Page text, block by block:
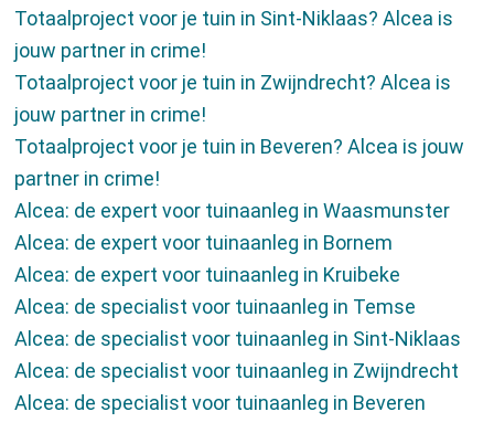
Totaalproject voor je tuin in Sint-Niklaas? Alcea is
jouw partner in crime!
Totaalproject voor je tuin in Zwijndrecht? Alcea is
jouw partner in crime!
Totaalproject voor je tuin in Beveren? Alcea is jouw
partner in crime!
Alcea: de expert voor tuinaanleg in Waasmunster
Alcea: de expert voor tuinaanleg in Bornem
Alcea: de expert voor tuinaanleg in Kruibeke
Alcea: de specialist voor tuinaanleg in Temse
Alcea: de specialist voor tuinaanleg in Sint-Niklaas
Alcea: de specialist voor tuinaanleg in Zwijndrecht
Alcea: de specialist voor tuinaanleg in Beveren